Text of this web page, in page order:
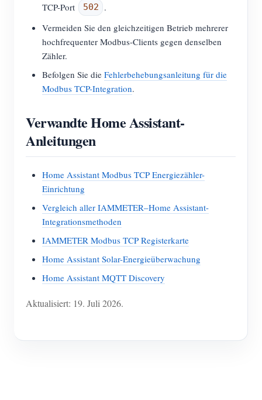
TCP-Port
502
.
Vermeiden Sie den gleichzeitigen Betrieb mehrerer
hochfrequenter Modbus-Clients gegen denselben
Zähler.
Befolgen Sie die Fehlerbehebungsanleitung für die
Modbus TCP-Integration.
Verwandte Home Assistant-
Anleitungen
Home Assistant Modbus TCP Energiezähler-
Einrichtung
Vergleich aller IAMMETER–Home Assistant-
Integrationsmethoden
IAMMETER Modbus TCP Registerkarte
Home Assistant Solar-Energieüberwachung
Home Assistant MQTT Discovery
Aktualisiert: 19. Juli 2026.